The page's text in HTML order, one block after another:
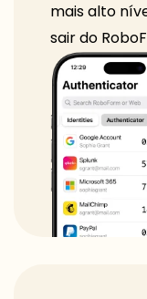
mais alto
sair do